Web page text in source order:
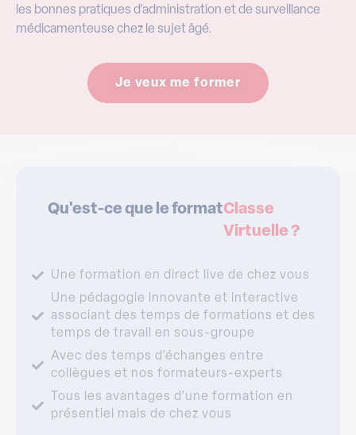
les bonnes pratiques d’administration et de surveillance
médicamenteuse chez le sujet âgé.
Je veux me former
Qu'est-ce que le formatClasse
Virtuelle ?
Une formation en direct live de chez vous
Une pédagogie innovante et interactive
associant des temps de formations et des
temps de travail en sous-groupe
Avec des temps d’échanges entre
collègues et nos formateurs-experts
Tous les avantages d’une formation en
présentiel mais de chez vous